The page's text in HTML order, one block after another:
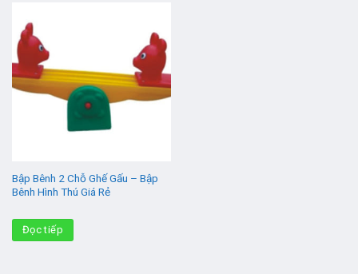
Bập Bênh 2 Chỗ Ghế Gấu – Bập
Bênh Hình Thú Giá Rẻ
Đọc tiếp